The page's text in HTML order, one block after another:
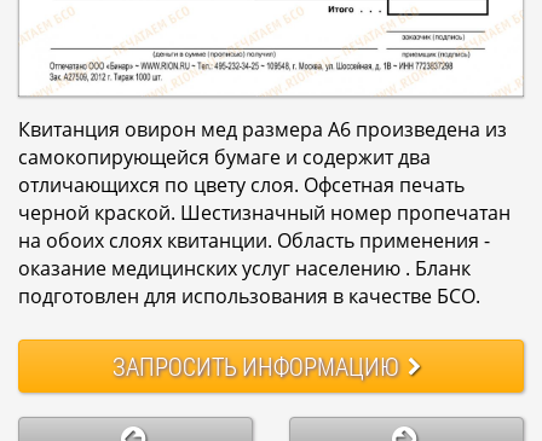
Квитанция овирон мед размера А6 произведена из
самокопирующейся бумаге и содержит два
отличающихся по цвету слоя. Офсетная печать
черной краской. Шестизначный номер пропечатан
на обоих слоях квитанции. Область применения -
оказание медицинских услуг населению . Бланк
подготовлен для использования в качестве БСО.
ЗАПРОСИТЬИНФОРМАЦИЮ